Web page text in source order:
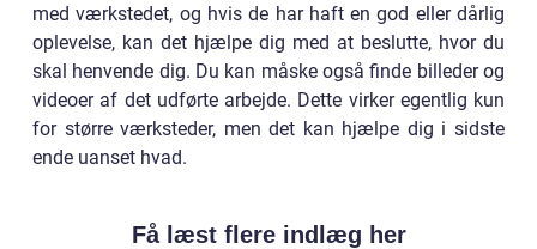
med værkstedet, og hvis de har haft en god eller dårlig
oplevelse, kan det hjælpe dig med at beslutte, hvor du
skal henvende dig. Du kan måske også finde billeder og
videoer af det udførte arbejde. Dette virker egentlig kun
for større værksteder, men det kan hjælpe dig i sidste
ende uanset hvad.
Få læst flere indlæg her